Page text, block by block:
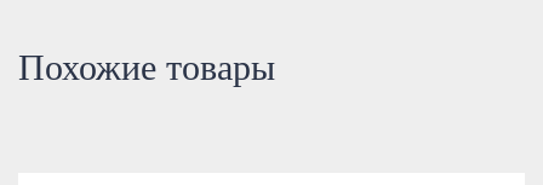
Похожие товары